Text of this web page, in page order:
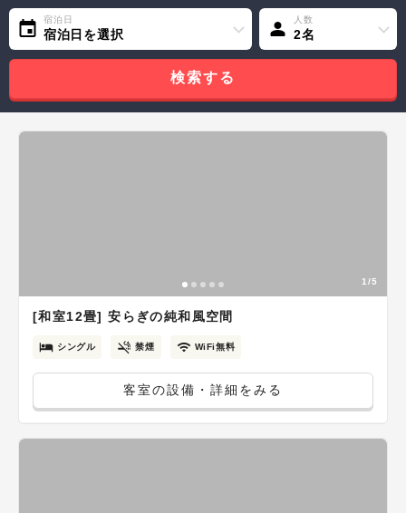
宿泊日
宿泊日を選択
人数
2名
検索する
1/5
[和室12畳] 安らぎの純和風空間
シングル 禁煙 WiFi無料
客室の設備・詳細をみる